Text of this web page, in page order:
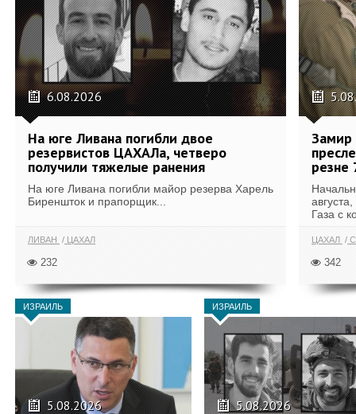
6.08.2026
На юге Ливана погибли двое
резервистов ЦАХАЛа, четверо
получили тяжелые ранения
На юге Ливана погибли майор резерва Харель
Биреншток и прапорщик...
ЛИВАН ЦАХАЛ
232
Замир
резне
Газа с
ЦАХАЛ
342
ИЗРАИЛЬ
5.08.2026
ИЗРАИЛЬ
5.08.2026